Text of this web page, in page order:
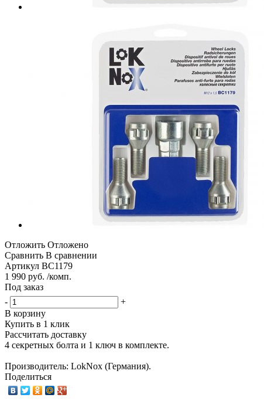
Отложить Отложено
Сравнить В сравнении
Артикул BC1179
1 990 руб. /комп.
Под заказ
-
+
В корзину
Купить в 1 клик
Рассчитать доставку
4 секретных болта и 1 ключ в комплекте.
Производитель: LokNox (Германия).
Поделиться